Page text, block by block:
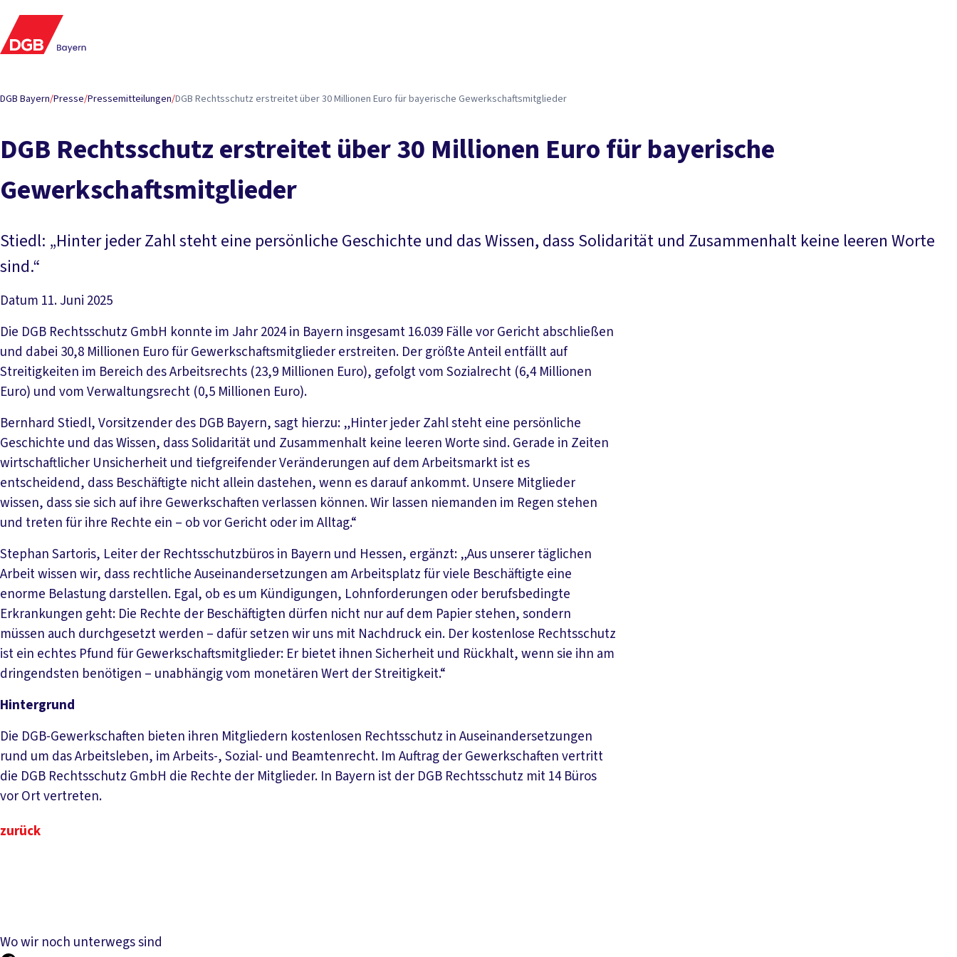
DGB Bayern/Presse/Pressemitteilungen/DGB Rechtsschutz erstreitet über 30 Millionen Euro für bayerische Gewerkschaftsmitglieder
DGB Rechtsschutz erstreitet über 30 Millionen Euro für bayerische
Gewerkschaftsmitglieder
Stiedl: „Hinter jeder Zahl steht eine persönliche Geschichte und das Wissen, dass Solidarität und Zusammenhalt keine leeren Worte
sind.“
Datum 11. Juni 2025
Die DGB Rechtsschutz GmbH konnte im Jahr 2024 in Bayern insgesamt 16.039 Fälle vor Gericht abschließen
und dabei 30,8 Millionen Euro für Gewerkschaftsmitglieder erstreiten. Der größte Anteil entfällt auf
Streitigkeiten im Bereich des Arbeitsrechts (23,9 Millionen Euro), gefolgt vom Sozialrecht (6,4 Millionen
Euro) und vom Verwaltungsrecht (0,5 Millionen Euro).
Bernhard Stiedl, Vorsitzender des DGB Bayern, sagt hierzu: „Hinter jeder Zahl steht eine persönliche
Geschichte und das Wissen, dass Solidarität und Zusammenhalt keine leeren Worte sind. Gerade in Zeiten
wirtschaftlicher Unsicherheit und tiefgreifender Veränderungen auf dem Arbeitsmarkt ist es
entscheidend, dass Beschäftigte nicht allein dastehen, wenn es darauf ankommt. Unsere Mitglieder
wissen, dass sie sich auf ihre Gewerkschaften verlassen können. Wir lassen niemanden im Regen stehen
und treten für ihre Rechte ein – ob vor Gericht oder im Alltag.“
Stephan Sartoris, Leiter der Rechtsschutzbüros in Bayern und Hessen, ergänzt: „Aus unserer täglichen
Arbeit wissen wir, dass rechtliche Auseinandersetzungen am Arbeitsplatz für viele Beschäftigte eine
enorme Belastung darstellen. Egal, ob es um Kündigungen, Lohnforderungen oder berufsbedingte
Erkrankungen geht: Die Rechte der Beschäftigten dürfen nicht nur auf dem Papier stehen, sondern
müssen auch durchgesetzt werden – dafür setzen wir uns mit Nachdruck ein. Der kostenlose Rechtsschutz
ist ein echtes Pfund für Gewerkschaftsmitglieder: Er bietet ihnen Sicherheit und Rückhalt, wenn sie ihn am
dringendsten benötigen – unabhängig vom monetären Wert der Streitigkeit.“
Hintergrund
Die DGB-Gewerkschaften bieten ihren Mitgliedern kostenlosen Rechtsschutz in Auseinandersetzungen
rund um das Arbeitsleben, im Arbeits-, Sozial- und Beamtenrecht. Im Auftrag der Gewerkschaften vertritt
die DGB Rechtsschutz GmbH die Rechte der Mitglieder. In Bayern ist der DGB Rechtsschutz mit 14 Büros
vor Ort vertreten.
zurück
Wo wir noch unterwegs sind